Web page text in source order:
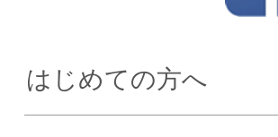
はじめての方へ